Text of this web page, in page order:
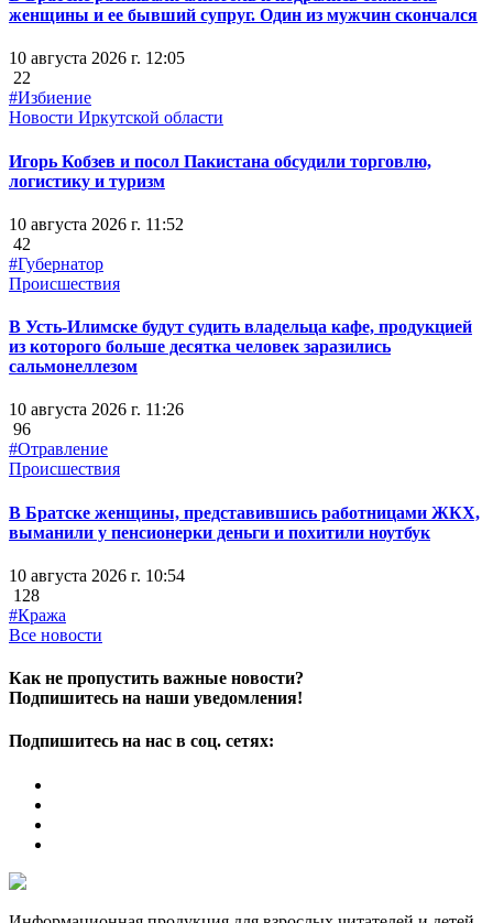
женщины и ее бывший супруг. Один из мужчин скончался
10 августа 2026 г. 12:05
22
#Избиение
Новости Иркутской области
Игорь Кобзев и посол Пакистана обсудили торговлю,
логистику и туризм
10 августа 2026 г. 11:52
42
#Губернатор
Происшествия
В Усть-Илимске будут судить владельца кафе, продукцией
из которого больше десятка человек заразились
сальмонеллезом
10 августа 2026 г. 11:26
96
#Отравление
Происшествия
В Братске женщины, представившись работницами ЖКХ,
выманили у пенсионерки деньги и похитили ноутбук
10 августа 2026 г. 10:54
128
#Кража
Все новости
Как не пропустить важные новости?
Подпишитесь на наши уведомления!
Подпишитесь на нас в соц. сетях: